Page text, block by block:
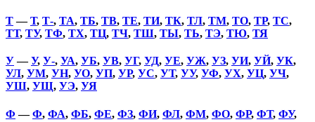
Т—Т, Т-, ТА, ТБ, ТВ, ТЕ, ТИ, ТК, ТЛ, ТМ, ТО, ТР, ТС,
ТТ, ТУ, ТФ, ТХ, ТЦ, ТЧ, ТШ, ТЫ, ТЬ, ТЭ, ТЮ, ТЯ
У—У, У-, УА, УБ, УВ, УГ, УД, УЕ, УЖ, УЗ, УИ, УЙ, УК,
УЛ, УМ, УН, УО, УП, УР, УС, УТ, УУ, УФ, УХ, УЦ, УЧ,
УШ, УЩ, УЭ, УЯ
Ф —Ф, ФА, ФБ, ФЕ, ФЗ, ФИ, ФЛ, ФМ, ФО, ФР, ФТ, ФУ,